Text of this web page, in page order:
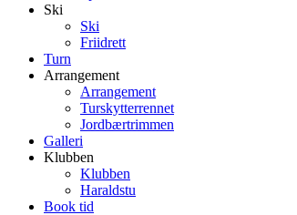
Ski
Ski
Friidrett
Turn
Arrangement
Arrangement
Turskytterrennet
Jordbærtrimmen
Galleri
Klubben
Klubben
Haraldstu
Book tid